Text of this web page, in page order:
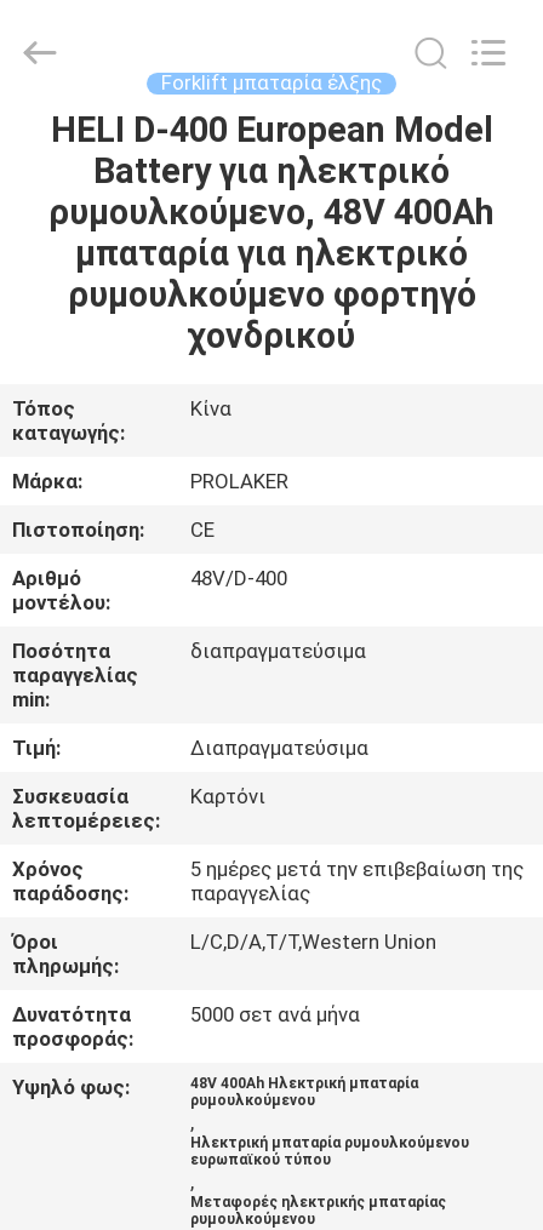
ΑΡΧΙΚΉ
ΣΕΛΊΔΑ
ΠΡΟΪΌΝΤΑ
ΣΧΕΤΙΚΆ
ΕΜΆΣ
ΓΎΡΟΣ
ΕΡΓΟΣΤΑΣΊΩΝ
ΠΟΙΟΤΙΚΌΣ
ΈΛΕΓΧΟΣ
ΝΈΑ
SITEMAP
ΠΟΛΙΤΙΚΉ
ΑΠΟΡΡΉΤΟΥ
CO.,LIMITED.
Forklift μπαταρία έλξης
HELI D-400 European Model
Battery για ηλεκτρικό
ρυμουλκούμενο, 48V 400Ah
μπαταρία για ηλεκτρικό
ρυμουλκούμενο φορτηγό
χονδρικού
Τόπος
καταγωγής:
Κίνα
Μάρκα:
PROLAKER
Πιστοποίηση:
CE
Αριθμό
μοντέλου:
48V/D-400
Ποσότητα
παραγγελίας
min:
διαπραγματεύσιμα
Τιμή:
Διαπραγματεύσιμα
Συσκευασία
λεπτομέρειες:
Καρτόνι
Χρόνος
παράδοσης:
5 ημέρες μετά την επιβεβαίωση της
παραγγελίας
Όροι
πληρωμής:
L/C,D/A,T/T,Western Union
Δυνατότητα
προσφοράς:
5000 σετ ανά μήνα
Υψηλό φως:
48V 400Ah Ηλεκτρική μπαταρία
ρυμουλκούμενου
,
Ηλεκτρική μπαταρία ρυμουλκούμενου
ευρωπαϊκού τύπου
,
Μεταφορές ηλεκτρικής μπαταρίας
ρυμουλκούμενου